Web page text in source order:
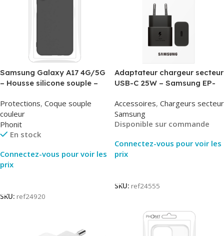
Samsung Galaxy A17 4G/5G
– Housse silicone souple –
Protections, Coque souple
couleur
Phonit
En stock
Connectez-vous pour voir les
prix
SKU: ref24920
Adaptateur chargeur secteur
USB-C 25W – Samsung EP-
Packaging Original
Accessoires, Chargeurs secteur
Samsung
Disponible sur commande
Connectez-vous pour voir les
prix
SKU: ref24555